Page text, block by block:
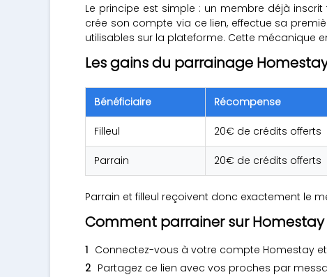
Le principe est simple : un membre déjà
crée son compte via ce lien, effectue sa
utilisables sur la plateforme. Cette mécanique
Les gains du parrainage
Bénéficiaire Récompense
Filleul 20€ de crédits offerts
Parrain 20€ de crédits offerts
Parrain et filleul reçoivent donc exactement le
Comment parrainer sur Homestay
Connectez-vous à votre compte Homestay
Partagez ce lien avec vos proches par